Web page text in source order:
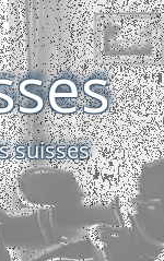
suisses